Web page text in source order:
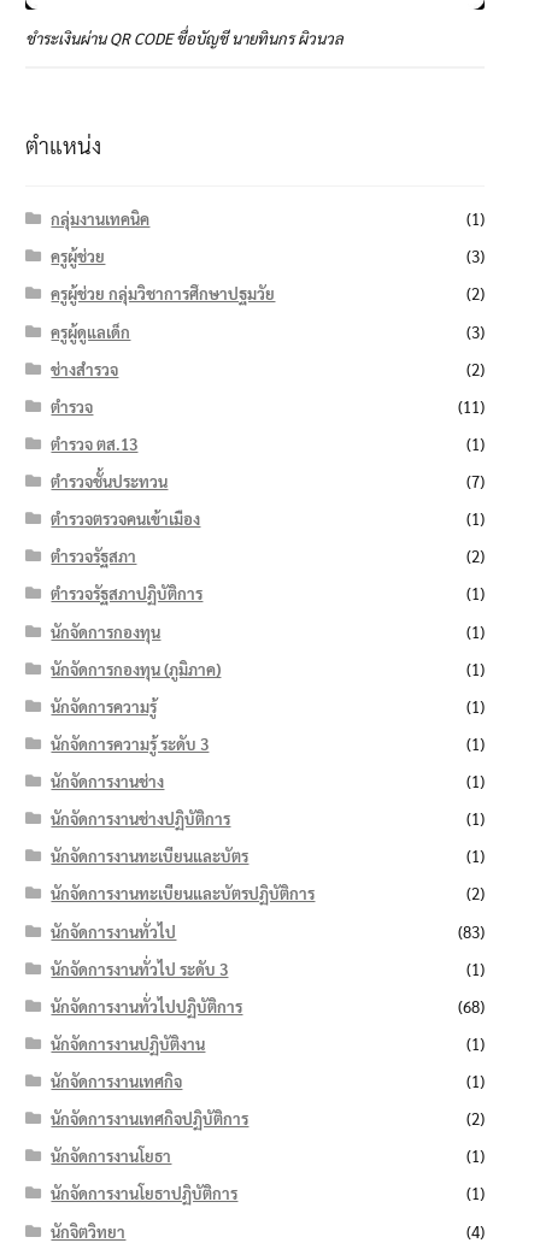
ชำระเงินผ่าน QR CODE ชื่อบัญชี นายทินกร ผิวนวล
ตำแหน่ง
กลุ่มงานเทคนิค
(1)
ครูผู้ช่วย
(3)
ครูผู้ช่วย กลุ่มวิชาการศึกษาปฐมวัย
(2)
ครูผู้ดูแลเด็ก
(3)
ช่างสำรวจ
(2)
ตำรวจ
(11)
ตำรวจ ตส.13
(1)
ตำรวจชั้นประทวน
(7)
ตำรวจตรวจคนเข้าเมือง
(1)
ตำรวจรัฐสภา
(2)
ตำรวจรัฐสภาปฏิบัติการ
(1)
นักจัดการกองทุน
(1)
นักจัดการกองทุน (ภูมิภาค)
(1)
นักจัดการความรู้
(1)
นักจัดการความรู้ ระดับ 3
(1)
นักจัดการงานช่าง
(1)
นักจัดการงานช่างปฏิบัติการ
(1)
นักจัดการงานทะเบียนและบัตร
(1)
นักจัดการงานทะเบียนและบัตรปฏิบัติการ
(2)
นักจัดการงานทั่วไป
(83)
นักจัดการงานทั่วไป ระดับ 3
(1)
นักจัดการงานทั่วไปปฏิบัติการ
(68)
นักจัดการงานปฏิบัติงาน
(1)
นักจัดการงานเทศกิจ
(1)
นักจัดการงานเทศกิจปฏิบัติการ
(2)
นักจัดการงานโยธา
(1)
นักจัดการงานโยธาปฏิบัติการ
(1)
นักจิตวิทยา
(4)